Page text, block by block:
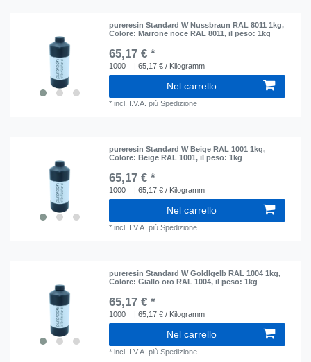
pureresin Standard W Nussbraun RAL 8011 1kg,
Colore: Marrone noce RAL 8011, il peso: 1kg
65,17 € *
1000 | 65,17 € / Kilogramm
Nel carrello
*incl. I.V.A. piùSpedizione
pureresin Standard W Beige RAL 1001 1kg,
Colore: Beige RAL 1001, il peso: 1kg
65,17 € *
1000 | 65,17 € / Kilogramm
Nel carrello
*incl. I.V.A. piùSpedizione
pureresin Standard W Goldlgelb RAL 1004 1kg,
Colore: Giallo oro RAL 1004, il peso: 1kg
65,17 € *
1000 | 65,17 € / Kilogramm
Nel carrello
*incl. I.V.A. piùSpedizione